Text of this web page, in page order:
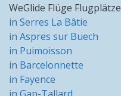
WeGlide Flüge Flugplätze
in Serres La Bâtie
in Aspres sur Buech
in Puimoisson
in Barcelonnette
in Fayence